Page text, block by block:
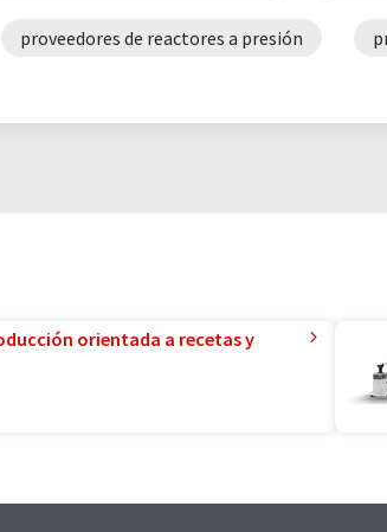
proveedores de reactores a presión
orientada a recetas y